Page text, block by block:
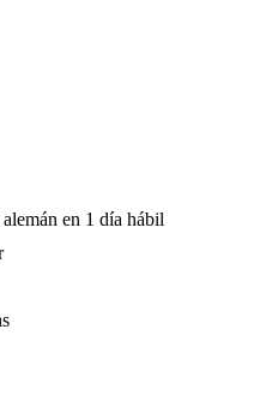
en 1 día hábil